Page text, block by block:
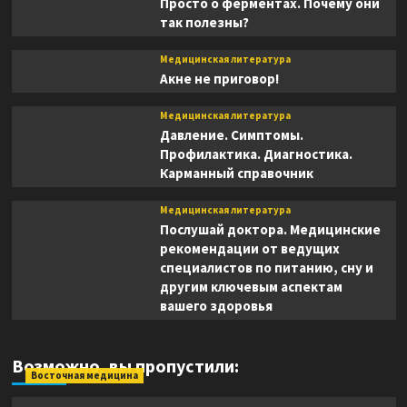
так полезны?
Медицинская литература
Акне не приговор!
Медицинская литература
Давление. Симптомы.
Профилактика. Диагностика.
Карманный справочник
Медицинская литература
Послушай доктора. Медицинские
рекомендации от ведущих
специалистов по питанию, сну и
другим ключевым аспектам
вашего здоровья
Возможно, вы пропустили:
Восточная медицина